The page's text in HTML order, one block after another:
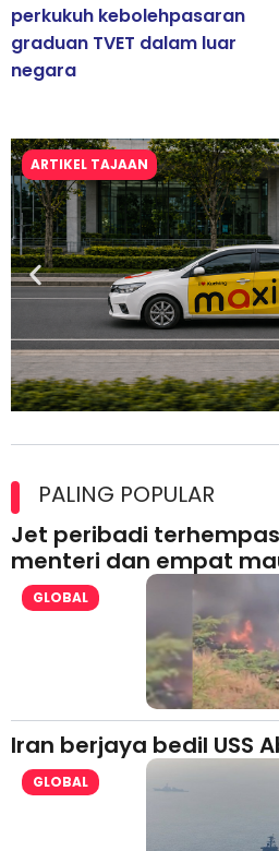
perkukuh kebolehpasaran
graduan TVET dalam luar
negara
ARTIKEL TAJAAN
lesen separuh pertama 2026
PALING POPULAR
Jet peribadi
menteri dan empat
GLOBAL
Iran berjaya bedil USS
GLOBAL